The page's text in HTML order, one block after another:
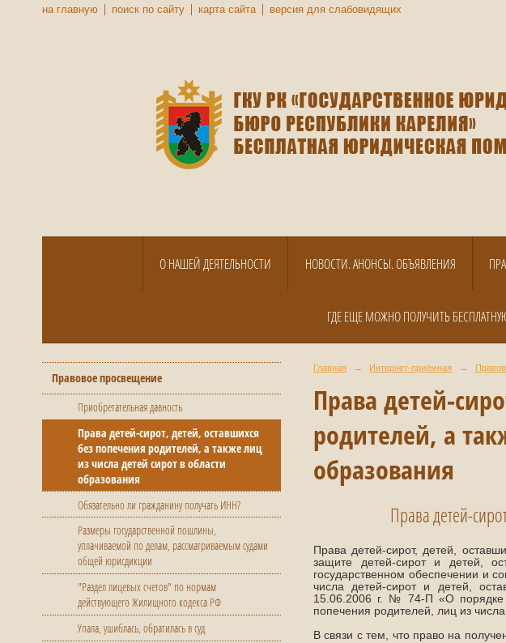
на главную поиск по сайту карта сайта версия для слабовидящих
О НАШЕЙ ДЕЯТЕЛЬНОСТИ НОВОСТИ. АНОНСЫ. ОБЪЯВЛЕНИЯ
ГДЕ ЕЩЕ МОЖНО ПОЛУЧИТЬ
Правовое просвещение
Приобретательная давность
Права детей-сирот, детей, оставшихся
без попечения родителей, а также лиц
из числа детей сирот в области
образования
Обязательно ли гражданину получать ИНН?
Размеры государственной пошлины,
уплачиваемой по делам, рассматриваемым судами
общей юрисдикции
"Раздел лицевых счетов" по нормам
действующего Жилищного кодекса РФ
Упала, ушиблась, обратилась в суд
Главная → Интернет-приёмная →
Права детей-
родителей, а
образования
Права детей-
Права детей-сирот, детей,
защите детей-сирот и детей,
государственном обеспечении и
числа детей-сирот и детей,
15.06.2006 г. № 74-П «О порядке
попечения родителей, лиц из
В связи с тем, что право на